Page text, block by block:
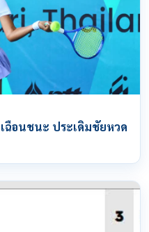
อนชนะ ประเดิมชัยหวด